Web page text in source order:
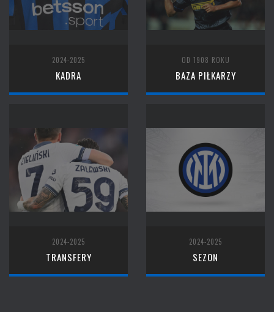
2024-2025
KADRA
OD 1908 ROKU
BAZA PIŁKARZY
2024-2025
TRANSFERY
2024-2025
SEZON